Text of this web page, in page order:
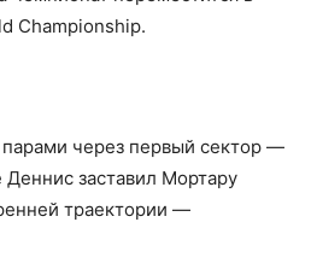
Championship.
через первый сектор —
заставил Мортару
траектории —